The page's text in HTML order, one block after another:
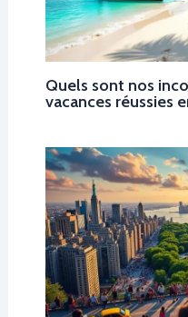
Quels sont nos
vacances réussies